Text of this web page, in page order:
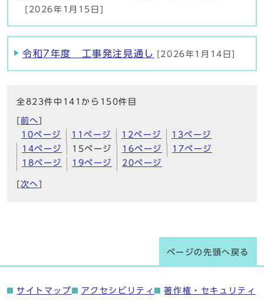
[2026年1月15日]
令和7年度 工事発注見通し [2026年1月14日]
全823件中141から150件目
前へ
10ページ
11ページ 12ページ
13ページ
14ページ
15ページ 16ページ
17ページ
18ページ
19ページ 20ページ
次へ
ページの先頭へ戻る
サイトマップ アクセシビリティ
著作権・セキュリティ